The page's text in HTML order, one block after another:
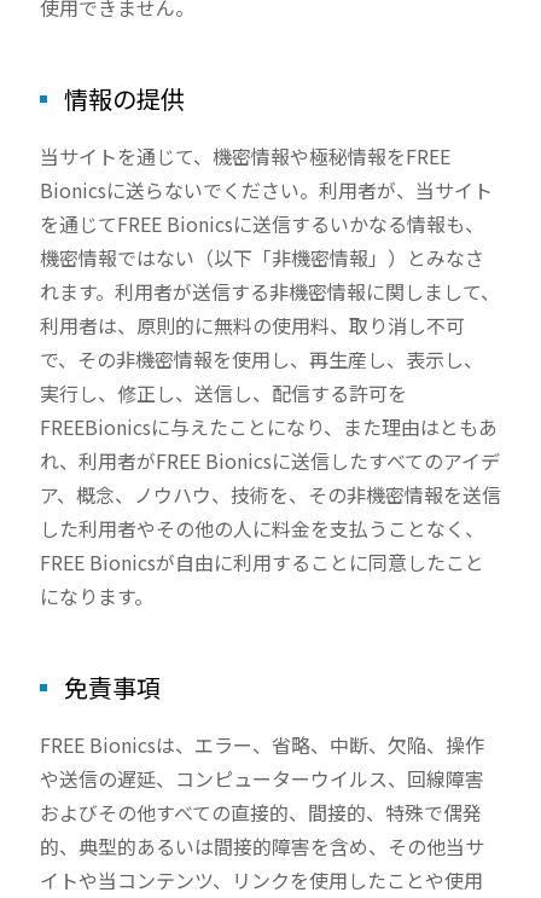
使用できません。
情報の提供
当サイトを通じて、機密情報や極秘情報をFREE
Bionicsに送らないでください。利用者が、当サイト
を通じてFREE Bionicsに送信するいかなる情報も、
機密情報ではない（以下「非機密情報」）とみなさ
れます。利用者が送信する非機密情報に関しまして、
利用者は、原則的に無料の使用料、取り消し不可
で、その非機密情報を使用し、再生産し、表示し、
実行し、修正し、送信し、配信する許可を
FREEBionicsに与えたことになり、また理由はともあ
れ、利用者がFREE Bionicsに送信したすべてのアイデ
ア、概念、ノウハウ、技術を、その非機密情報を送信
した利用者やその他の人に料金を支払うことなく、
FREE Bionicsが自由に利用することに同意したこと
になります。
免責事項
FREE Bionicsは、エラー、省略、中断、欠陥、操作
や送信の遅延、コンピューターウイルス、回線障害
およびその他すべての直接的、間接的、特殊で偶発
的、典型的あるいは間接的障害を含め、その他当サ
イトや当コンテンツ、リンクを使用したことや使用